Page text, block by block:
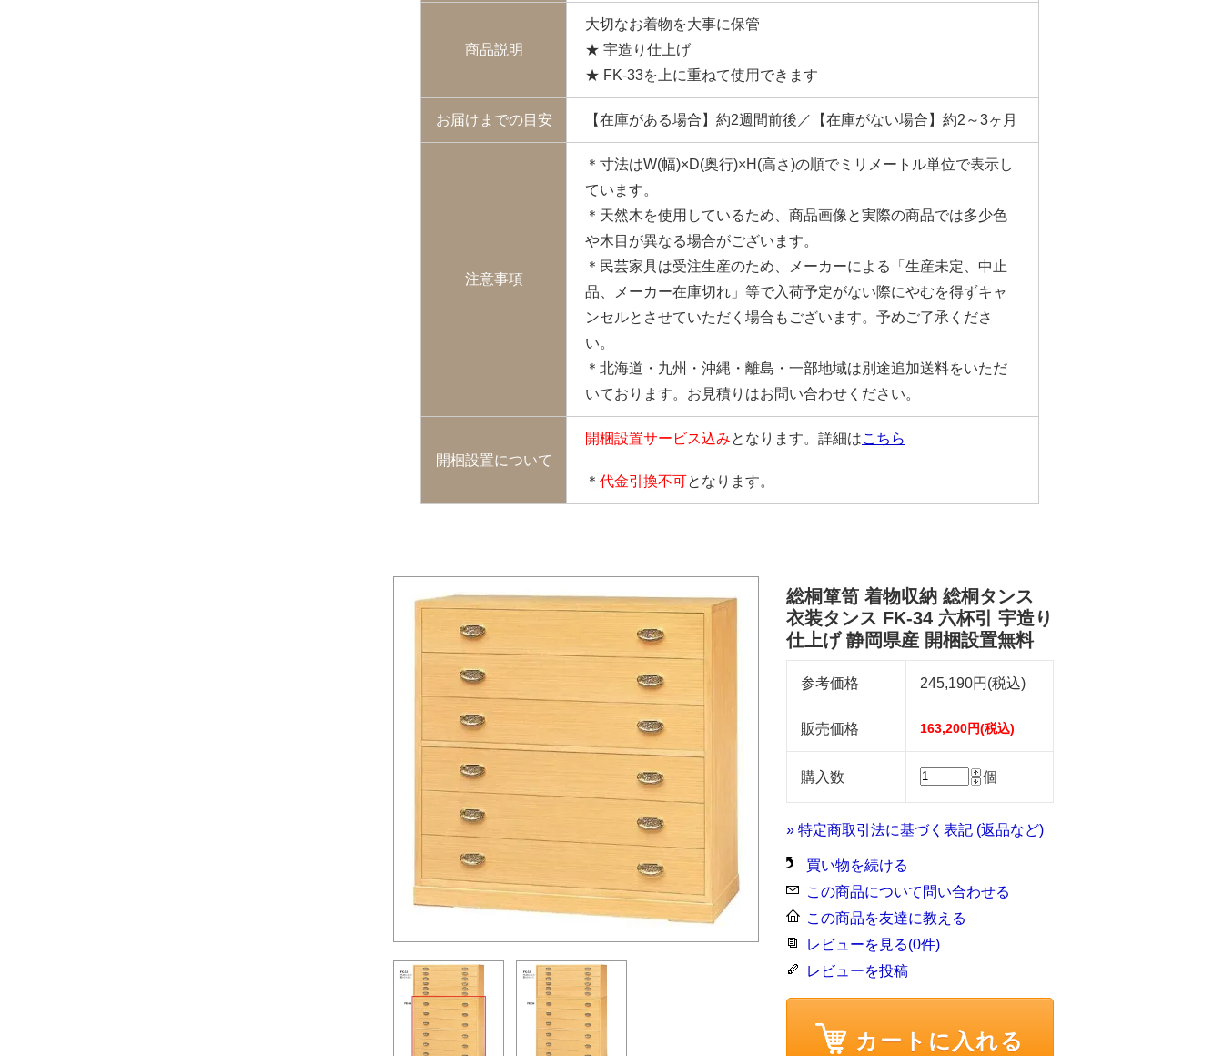
商品説明
大切なお着物を大事に保管
★ 宇造り仕上げ
★ FK-33を上に重ねて使用できます
お届けまでの目安 【在庫がある場合】約2週間前後／【在庫がない場合】約2～3ヶ月
注意事項
＊寸法はW(幅)×D(奥行)×H(高さ)の順でミリメートル単位で表示し
ています。
＊天然木を使用しているため、商品画像と実際の商品では多少色
や木目が異なる場合がございます。
＊民芸家具は受注生産のため、メーカーによる「生産未定、中止
品、メーカー在庫切れ」等で入荷予定がない際にやむを得ずキャ
ンセルとさせていただく場合もございます。予めご了承くださ
い。
＊北海道・九州・沖縄・離島・一部地域は別途追加送料をいただ
いております。お見積りはお問い合わせください。
開梱設置について
開梱設置サービス込みとなります。詳細はこちら
＊ 代金引換不可となります。
総桐箪笥 着物収納 総桐タンス
衣装タンス FK-34 六杯引 宇造り
仕上げ 静岡県産 開梱設置無料
参考価格 245,190円(税込)
販売価格 163,200円(税込)
購入数 個
» 特定商取引法に基づく表記 (返品など)
買い物を続ける
この商品について問い合わせる
この商品を友達に教える
レビューを見る(0件)
レビューを投稿
カートに入れる